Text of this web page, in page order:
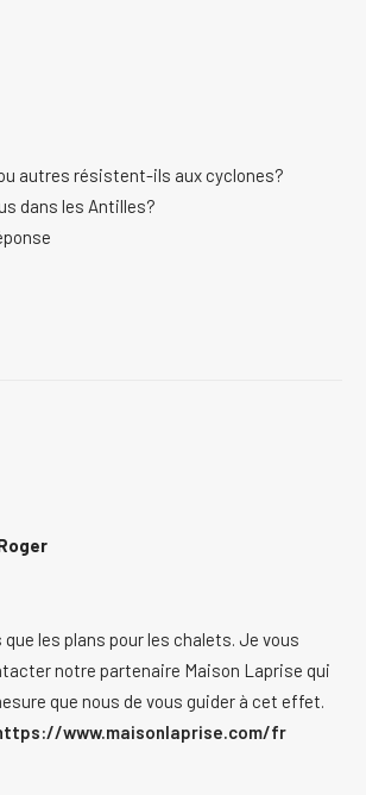
autres résistent-ils aux cyclones?
dans les Antilles?
les plans pour les chalets. Je vous
notre partenaire Maison Laprise qui
que nous de vous guider à cet effet.
www.maisonlaprise.com/fr